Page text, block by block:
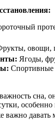
овощи,
Ягоды,
Спортивные
сна,
важно